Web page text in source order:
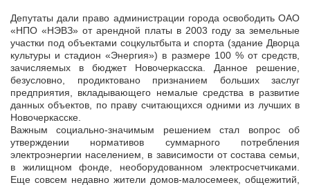
Депутаты дали право администрации города освободить ОАО
«НПО «НЭВЗ» от арендной платы в 2003 году за земельные
участки под объектами соцкультбыта и спорта (здание Дворца
культуры и стадион «Энергия») в размере 100 % от средств,
зачисляемых в бюджет Новочеркасска. Данное решение,
безусловно, продиктовано признанием больших заслуг
предприятия, вкладывающего немалые средства в развитие
данных объектов, по праву считающихся одними из лучших в
Новочеркасске.
Важным социально-значимым решением стал вопрос об
утверждении нормативов суммарного потребления
электроэнергии населением, в зависимости от состава семьи,
в жилищном фонде, необорудованном электросчетчиками.
Еще совсем недавно жители домов-малосемеек, общежитий,